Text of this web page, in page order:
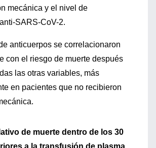
mecánica y el nivel de
SARS-CoV-2.
anticuerpos se correlacionaron
con el riesgo de muerte después
las otras variables, más
en pacientes que no recibieron
de muerte dentro de los 30
a la transfusión de plasma